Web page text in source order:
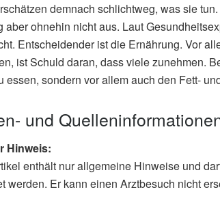
demnach schlichtweg, was sie
aber ohnehin nicht aus. Laut
Entscheidender ist die Ernährung. Vor
ist Schuld daran, dass viele zunehmen.
essen, sondern vor allem auch den Fett-
und
Hinweis:
enthält nur allgemeine Hinweise und
werden. Er kann einen Arztbesuch nicht